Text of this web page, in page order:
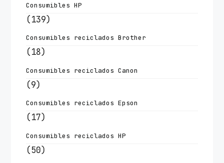
Consumibles HP
(139)
Consumibles reciclados Brother
(18)
Consumibles reciclados Canon
(9)
Consumibles reciclados Epson
(17)
Consumibles reciclados HP
(50)